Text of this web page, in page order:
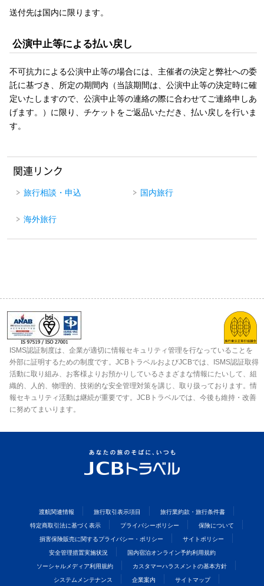
送付先は国内に限ります。
公演中止等による払い戻し
不可抗力による公演中止等の場合には、主催者の決定と弊社への委
託に基づき、所定の期間内（当該期間は、公演中止等の決定時に確
定いたしますので、公演中止等の連絡の際に合わせてご連絡申しあ
げます。）に限り、チケットをご返品いただき、払い戻しを行いま
す。
関連リンク
旅行相談・申込 国内旅行
海外旅行
ISMS認証制度は、企業が適切に情報セキュリティ管理を行なっていることを
外部に証明するための制度です。JCBトラベルおよびJCBでは、ISMS認証取得
活動に取り組み、お客様よりお預かりしているさまざまな情報にたいして、組
織的、人的、物理的、技術的な安全管理対策を講じ、取り扱っております。情
報セキュリティ活動は継続が重要です。JCBトラベルでは、今後も維持・改善
に努めてまいります。
渡航関連情報 旅行取引表示項目 旅行業約款・旅行条件書
特定商取引法に基づく表示 プライバシーポリシー 保険について
損害保険販売に関するプライバシー・ポリシー サイトポリシー
安全管理措置実施状況 国内宿泊オンライン予約利用規約
ソーシャルメディア利用規約 カスタマーハラスメントの基本方針
システムメンテナンス 企業案内 サイトマップ